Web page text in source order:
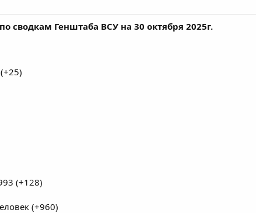
сводкам Генштаба ВСУ на 30 октября 2025г.
(+128)
(+960)